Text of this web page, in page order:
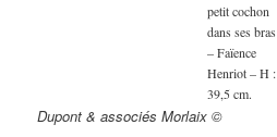
petit cochon
dans ses bras
– Faïence
Henriot – H :
39,5 cm.
Dupont & associés Morlaix ©